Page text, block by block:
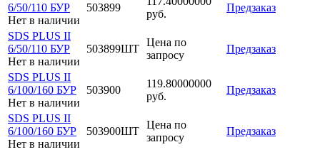
6/50/110 БУР
Нет в наличии
503899
руб.
Предзаказ
SDS PLUS II
6/50/110 БУР
Нет в наличии
503899ШТ
Цена по
запросу
Предзаказ
SDS PLUS II
6/100/160 БУР
Нет в наличии
503900
119.80000000
руб.
Предзаказ
SDS PLUS II
6/100/160 БУР
Нет в наличии
503900ШТ
Цена по
запросу
Предзаказ